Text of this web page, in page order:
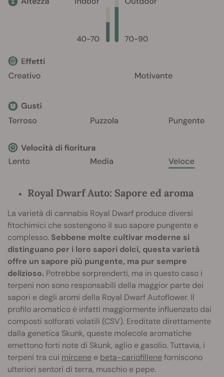
Royal Dwarf Auto: Sapore ed aroma
La varietà di cannabis Royal Dwarf produce diversi
fitochimici che sostengono il suo sapore pungente e
complesso. Sebbene molte cultivar moderne si
distinguano per i loro sapori dolci, questa varietà
offre un sapore più pungente, ma pur sempre
delizioso. Potrebbe sorprenderti, ma in questo caso i
terpeni non sono responsabili della maggior parte dei
sapori e degli aromi della Royal Dwarf Autoflower. Il
profilo aromatico è infatti maggiormente influenzato dai
composti solforati volatili (CSV). Ereditate direttamente
dalla genetica Skunk, queste molecole aromatiche
emettono forti note di Skunk, aglio e gasolio. Tuttavia, i
terpeni tra cui mircene e beta-cariofilleneforniscono
ulteriori sentori di terra, muschio e pepe.